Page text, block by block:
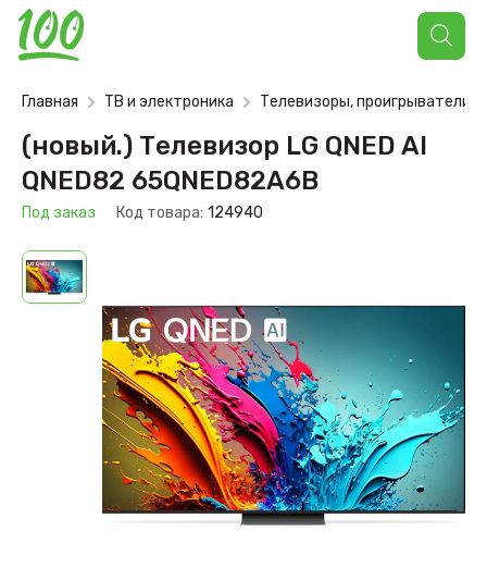
Поиск
товаров
Главная ТВ и электроника Телевизоры, проигрыватели
(новый.) Телевизор LG QNED AI
QNED82 65QNED82A6B
Под заказ Код товара: 124940